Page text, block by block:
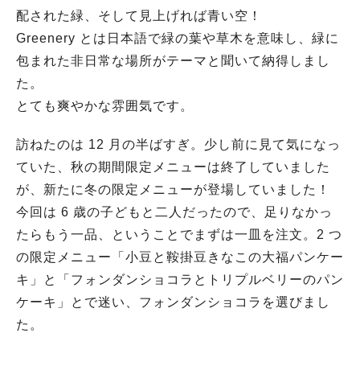
配された緑、そして見上げれば青い空！
Greenery とは日本語で緑の葉や草木を意味し、緑に
包まれた非日常な場所がテーマと聞いて納得しまし
た。
とても爽やかな雰囲気です。
訪ねたのは 12 月の半ばすぎ。少し前に見て気になっ
ていた、秋の期間限定メニューは終了していました
が、新たに冬の限定メニューが登場していました！
今回は 6 歳の子どもと二人だったので、足りなかっ
たらもう一品、ということでまずは一皿を注文。2 つ
の限定メニュー「小豆と鞍掛豆きなこの大福パンケー
キ」と「フォンダンショコラとトリプルベリーのパン
ケーキ」とで迷い、フォンダンショコラを選びまし
た。